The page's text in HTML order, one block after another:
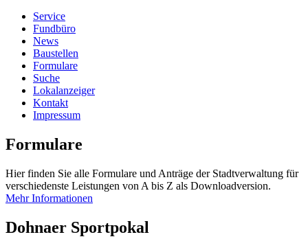
Service
Fundbüro
News
Baustellen
Formulare
Suche
Lokalanzeiger
Kontakt
Impressum
Formulare
Hier finden Sie alle Formulare und Anträge der Stadtverwaltung für
verschiedenste Leistungen von A bis Z als Downloadversion.
Mehr Informationen
Dohnaer Sportpokal